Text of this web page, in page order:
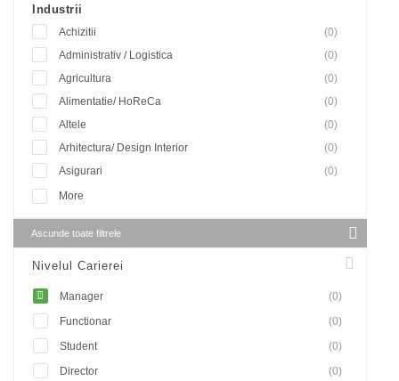
Industrii
Achizitii
(0)
Administrativ / Logistica
(0)
Agricultura
(0)
Alimentatie/ HoReCa
(0)
Altele
(0)
Arhitectura/ Design Interior
(0)
Asigurari
(0)
More
Ascunde toate filtrele
Nivelul Carierei
Manager
(0)
Functionar
(0)
Student
(0)
Director
(0)